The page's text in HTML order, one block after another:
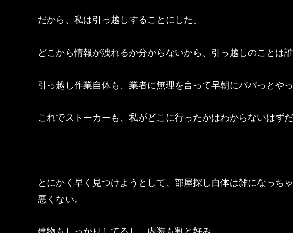
だから、私は引っ越しすることにした。
どこから情報が洩れるか分からないから、引っ越しのことは
引っ越し作業自体も、業者に無理を言って早朝にパパっとやっ
これでストーカーも、私がどこに行ったかはわからないはずだ
とにかく早く見つけようとして、部屋探し自体は雑になっち
悪くない。